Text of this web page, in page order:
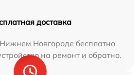
доставка
Новгороде бесплатно
на ремонт и обратно.